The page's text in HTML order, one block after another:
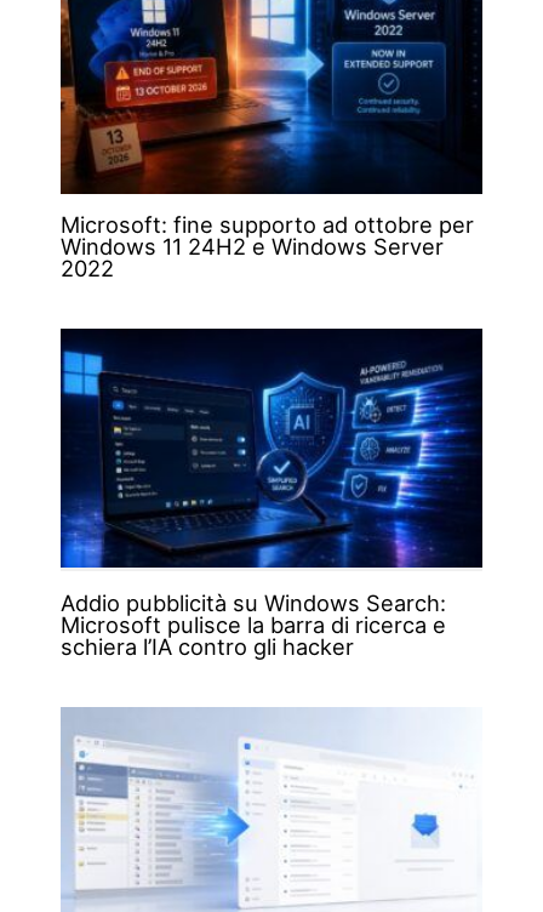
Microsoft: fine supporto ad ottobre per
Windows 11 24H2 e Windows Server
2022
Addio pubblicità su Windows Search:
Microsoft pulisce la barra di ricerca e
schiera l’IA contro gli hacker